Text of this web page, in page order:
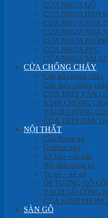
CỬA NHỰA GỖ
CỬA NHỰA HÀN
CỬA NHỰA NHÀ
CỬA NHỰA NHÀ
CỬA NHỰA
CỬA NHỰA PVC
CỬA NHỰA SÀI
CỬA CHỐNG CHÁY
Cửa gỗ chống cháy
Cửa thép chống cháy
CỬA THÉP VÂN
KÍNH CHỐNG
VÁCH CHỐNG
CỬA THÉP HÀN
NỘI THẤT
Cầu thang gỗ
Giường ngủ
Kệ bếp – tủ bếp
Nội thất trang trí
Tủ gỗ – kệ gỗ
ỐP TƯỜNG GỖ
VÁCH GỖ CÔNG
CỬA KÍNH
SÀN GỖ